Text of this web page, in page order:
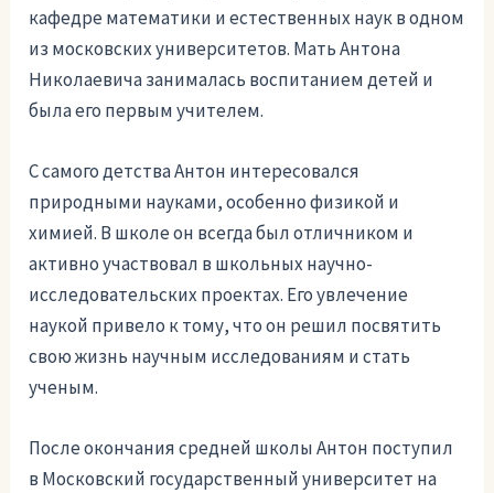
кафедре математики и естественных наук в одном
из московских университетов. Мать Антона
Николаевича занималась воспитанием детей и
была его первым учителем.
С самого детства Антон интересовался
природными науками, особенно физикой и
химией. В школе он всегда был отличником и
активно участвовал в школьных научно-
исследовательских проектах. Его увлечение
наукой привело к тому, что он решил посвятить
свою жизнь научным исследованиям и стать
ученым.
После окончания средней школы Антон поступил
в Московский государственный университет на